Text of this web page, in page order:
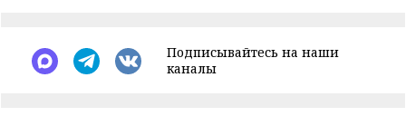
Подписывайтесь на наши
каналы